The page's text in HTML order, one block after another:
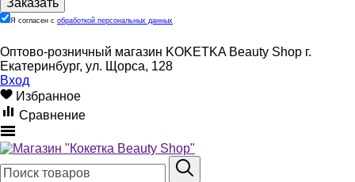
Я согласен с обработкой персональных данных
Оптово-розничный магазин KOKETKA Beauty Shop г.
Екатеринбург, ул. Щорса, 128
Вход
Избранное
Сравнение